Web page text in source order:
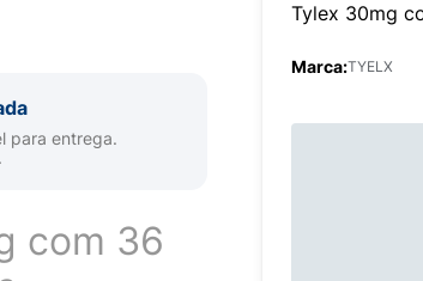
para entrega.
com 36
Tylex 30mg
Marca:TYELX